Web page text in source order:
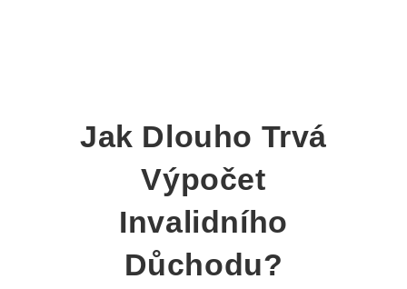
Jak Dlouho Trvá
Výpočet
Invalidního
Důchodu?